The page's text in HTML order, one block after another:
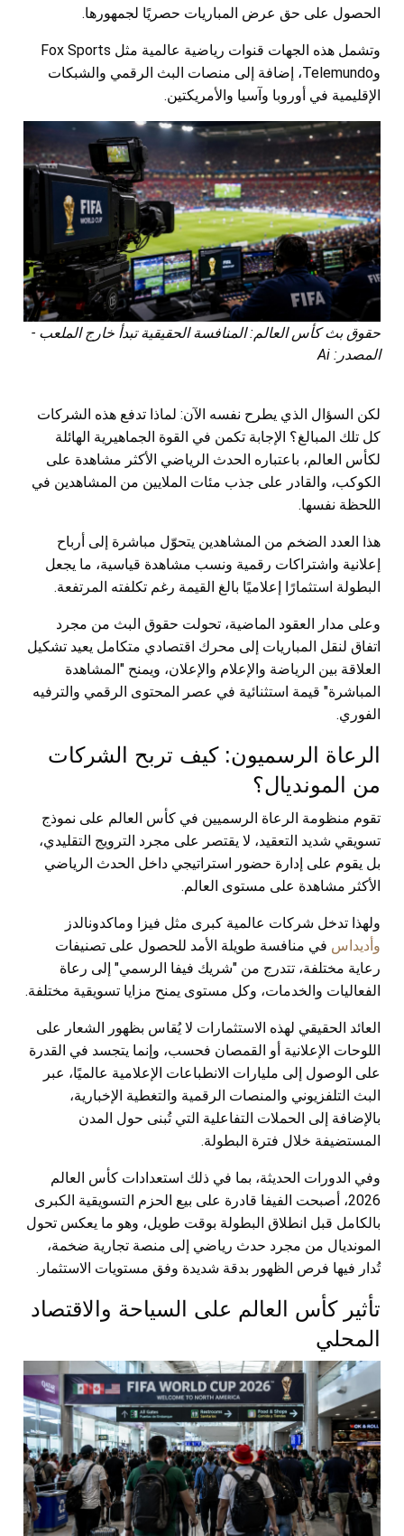
الحصول على حق عرض المباريات حصريًا لجمهورها.
وتشمل هذه الجهات قنوات رياضية عالمية مثل Fox Sports
وTelemundo، إضافة إلى منصات البث الرقمي والشبكات
الإقليمية في أوروبا وآسيا والأمريكتين.
حقوق بث كأس العالم: المنافسة الحقيقية تبدأ خارج الملعب -
المصدر: Ai
لكن السؤال الذي يطرح نفسه الآن: لماذا تدفع هذه الشركات
كل تلك المبالغ؟ الإجابة تكمن في القوة الجماهيرية الهائلة
لكأس العالم، باعتباره الحدث الرياضي الأكثر مشاهدة على
الكوكب، والقادر على جذب مئات الملايين من المشاهدين في
اللحظة نفسها.
هذا العدد الضخم من المشاهدين يتحوّل مباشرة إلى أرباح
إعلانية واشتراكات رقمية ونسب مشاهدة قياسية، ما يجعل
البطولة استثمارًا إعلاميًا بالغ القيمة رغم تكلفته المرتفعة.
وعلى مدار العقود الماضية، تحولت حقوق البث من مجرد
اتفاق لنقل المباريات إلى محرك اقتصادي متكامل يعيد تشكيل
العلاقة بين الرياضة والإعلام والإعلان، ويمنح "المشاهدة
المباشرة" قيمة استثنائية في عصر المحتوى الرقمي والترفيه
الفوري.
الرعاة الرسميون: كيف تربح الشركات
من المونديال؟
تقوم منظومة الرعاة الرسميين في كأس العالم على نموذج
تسويقي شديد التعقيد، لا يقتصر على مجرد الترويج التقليدي،
بل يقوم على إدارة حضور استراتيجي داخل الحدث الرياضي
الأكثر مشاهدة على مستوى العالم.
ولهذا تدخل شركات عالمية كبرى مثل فيزا وماكدونالدز
وأديداس في منافسة طويلة الأمد للحصول على تصنيفات
رعاية مختلفة، تتدرج من "شريك فيفا الرسمي" إلى رعاة
الفعاليات والخدمات، وكل مستوى يمنح مزايا تسويقية مختلفة.
العائد الحقيقي لهذه الاستثمارات لا يُقاس بظهور الشعار على
اللوحات الإعلانية أو القمصان فحسب، وإنما يتجسد في القدرة
على الوصول إلى مليارات الانطباعات الإعلامية عالميًا، عبر
البث التلفزيوني والمنصات الرقمية والتغطية الإخبارية،
بالإضافة إلى الحملات التفاعلية التي تُبنى حول المدن
المستضيفة خلال فترة البطولة.
وفي الدورات الحديثة، بما في ذلك استعدادات كأس العالم
2026، أصبحت الفيفا قادرة على بيع الحزم التسويقية الكبرى
بالكامل قبل انطلاق البطولة بوقت طويل، وهو ما يعكس تحول
المونديال من مجرد حدث رياضي إلى منصة تجارية ضخمة،
تُدار فيها فرص الظهور بدقة شديدة وفق مستويات الاستثمار.
تأثير كأس العالم على السياحة والاقتصاد
المحلي